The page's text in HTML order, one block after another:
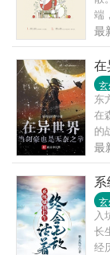
深
城
式
个
一
更
少
不
飞
的
端
后
想
后
与
的
泪
最
在
东
在
的
正
充
点
满
转
够
最
入
长
经